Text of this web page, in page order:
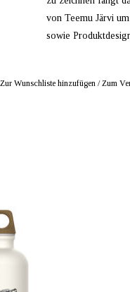
von Teemu Järvi
sowie
Zur Wunschliste hinzufügen/Zum
Schweiz
mit dem Schweizer
0,6 l.